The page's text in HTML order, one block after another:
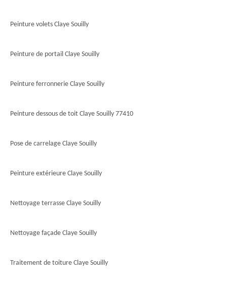
Peinture volets Claye Souilly
Peinture de portail Claye Souilly
Peinture ferronnerie Claye Souilly
Peinture dessous de toit Claye Souilly 77410
Pose de carrelage Claye Souilly
Peinture extérieure Claye Souilly
Nettoyage terrasse Claye Souilly
Nettoyage façade Claye Souilly
Traitement de toiture Claye Souilly